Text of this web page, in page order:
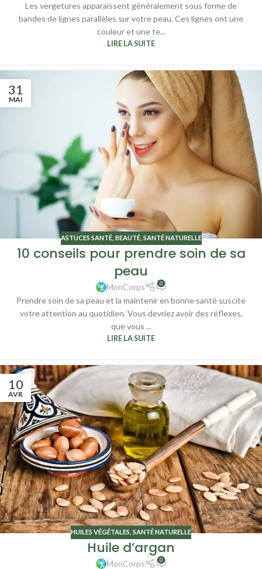
Les vergetures apparaissent généralement sous forme de
bandes de lignes parallèles sur votre peau. Ces lignes ont une
couleur et une te...
LIRE LA SUITE
31
MAI
ASTUCES SANTÉ, BEAUTÉ, SANTÉ NATURELLE
10 conseils pour prendre soin de sa
peau
MonCorps 0
Prendre soin de sa peau et la maintenir en bonne santé suscite
votre attention au quotidien. Vous devriez avoir des réflexes,
que vous ...
LIRE LA SUITE
10
AVR
HUILES VÉGÉTALES SANTÉ NATURELLE
Huile d’argan
MonCorps 0